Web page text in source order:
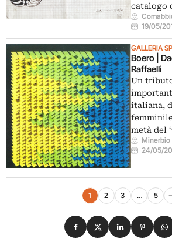
catalogo
19/05/
GALLERIA
Boero |
Raffaelli
Un
italiana,
metà del
Minerbio
24/05/
Navigazione eventi
1 2 3 … 5
Pagina
Condividi su Facebook
Condividi su X
Condividi su